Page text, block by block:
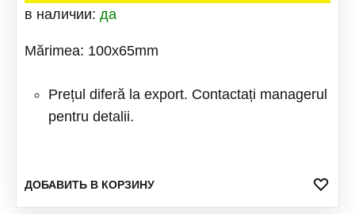
в наличии: да
Mărimea: 100x65mm
Prețul diferă la export. Contactați managerul
pentru detalii.
ДОБАВИТЬ В КОРЗИНУ